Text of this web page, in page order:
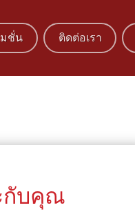
มชั่น ติดต่อเรา
กับคุณ